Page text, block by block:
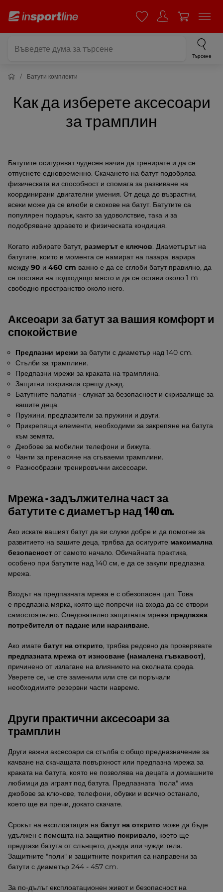
Търсене
Батути комплекти
Как да изберете аксесоари
за трамплин
Батутите осигуряват чудесен начин да тренирате и да се
отпуснете едновременно. Скачането на батут подобрява
физическата ви способност и спомага за развиване на
координирани двигателни умения. От деца до възрастни,
всеки може да се влюби в скокове на батут. Батутите са
популярен подарък, както за удоволствие, така и за
подобряване здравето и физическата кондиция.
Когато избирате батут, размерът е ключов. Диаметърът на
батутите, които в момента се намират на пазара, варира
между 90 и 460 cm важно е да се сглоби батут правилно, да
се постави на подходящо място и да се остави около 1 m
свободно пространство около него.
Аксеоари за батут за вашия комфорт и
спокойствие
Предпазни мрежи за батути с диаметър над 140 cm.
Стълби за трамплини.
Предпазни мрежи за краката на трамплина.
Защитни покривала срещу дъжд.
Батутните палатки - служат за безопасност и скривалище за
вашите деца.
Пружини, предпазители за пружини и други.
Прикрепящи елементи, необходими за закрепяне на батута
към земята.
Джобове за мобилни телефони и бижута.
Чанти за пренасяне на сгъваеми трамплини.
Разнообразни тренировъчни аксесоари.
Мрежа - задължителна част за
батутите с диаметър над 140 cm.
Ако искате вашият батут да ви служи добре и да помогне за
развитието на вашите деца, трябва да осигурите максимална
безопасност от самото начало. Обичайната практика,
особено при батутите над 140 см, е да се закупи предпазна
мрежа.
Входът на предпазната мрежа е с обезопасен цип. Това
е предпазна мярка, която ще попречи на входа да се отвори
самостоятелно. Следователно защитната мрежа предпазва
потребителя от падане или нараняване.
Ако имате батут на открито, трябва редовно да проверявате
предпазната мрежа от износване (намалена гъвкавост),
причинено от излагане на влиянието на околната среда.
Уверете се, че сте заменили или сте си поръчали
необходимите резервни части навреме.
Други практични аксесоари за
трамплин
Други важни аксесоари са стълба с общо предназначение за
качване на скачащата повърхност или предпазна мрежа за
краката на батута, която не позволява на децата и домашните
любимци да играят под батута. Предпазната "пола" има
джобове за ключове, телефони, обувки и всичко останало,
което ще ви пречи, докато скачате.
Срокът на експлоатация на батут на открито може да бъде
удължен с помощта на защитно покривало, което ще
предпази батута от слънцето, дъжда или чужди тела.
Защитните "поли" и защитните покрития са направени за
батути с диаметър 244 - 457 cm.
За по-дълъг експлоатационен живот и безопасност на